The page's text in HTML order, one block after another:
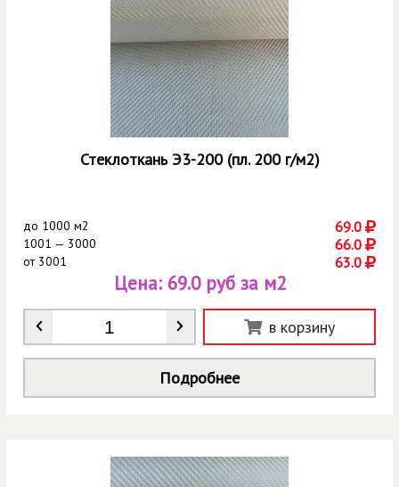
Стеклоткань Э3-200 (пл. 200 г/м2)
до 1000 м2 69.0
1001 — 3000 66.0
от3001 63.0
Количество
Цена: 69.0 руб за м2
в корзину
Подробнее